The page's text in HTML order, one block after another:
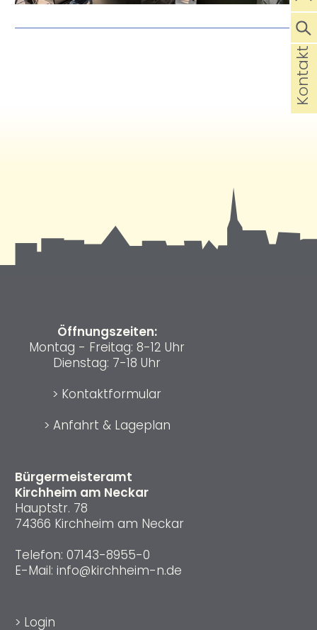
Bürgermeisteramt
Kirchheim am Neckar
Hauptstr. 78
74366 Kirchheim am Neckar
Telefon: 07143-8955-0
E-Mail: info@kirchheim-n.de
Öffnungszeiten:
Montag - Freitag: 8-12 Uhr
Dienstag: 7-18 Uhr
> Kontaktformular
> Anfahrt & Lageplan
> Login
Kontakt